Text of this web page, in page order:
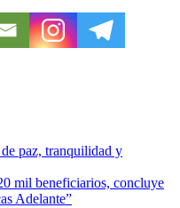
paz, tranquilidad y
mil beneficiarios, concluye
Adelante”